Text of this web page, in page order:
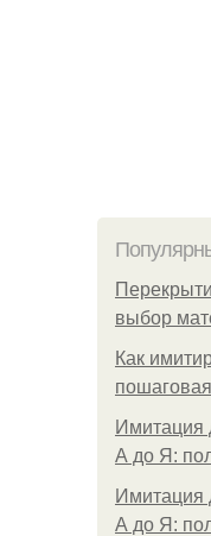
выбор
Как
Имитация
А до Я:
Имитация
А до Я: